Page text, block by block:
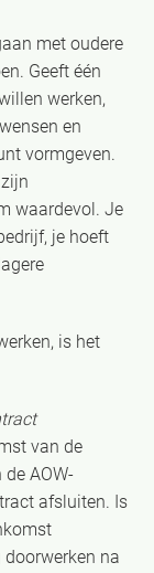
met oudere
Geeft één
werken,
en
vormgeven.
waardevol. Je
je hoeft
is het
van de
AOW-
afsluiten. Is
na